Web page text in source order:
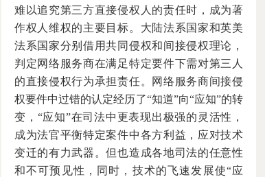
难以追究第三方直接侵权人的责任时，成为著
作权人维权的主要目标。大陆法系国家和英美
法系国家分别借用共同侵权和间接侵权理论，
判定网络服务商在满足特定要件下需对第三人
的直接侵权行为承担责任。网络服务商间接侵
权要件中过错的认定经历了“知道”向“应知”的转
变，“应知”在司法中更表现出极强的灵活性，
成为法官平衡特定案件中各方利益，应对技术
变迁的有力武器。但也造成各地司法的任意性
和不可预见性，同时，技术的飞速发展使“应